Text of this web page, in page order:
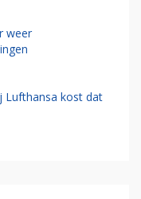
weer
Lufthansa kost dat